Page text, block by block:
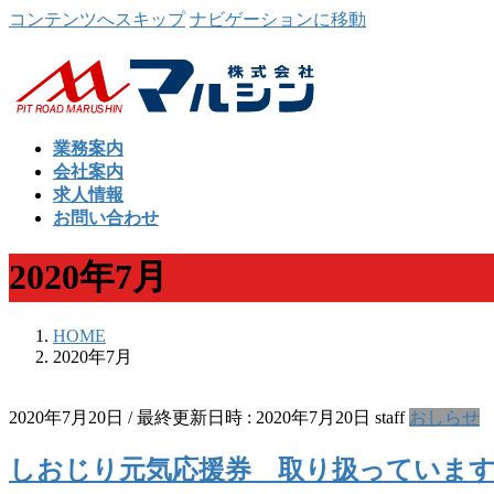
コンテンツへスキップ ナビゲーションに移動
業務案内
会社案内
求人情報
お問い合わせ
2020年7月
HOME
2020年7月
2020年7月20日 / 最終更新日時 : 2020年7月20日 staff おしらせ
しおじり元気応援券 取り扱っていま